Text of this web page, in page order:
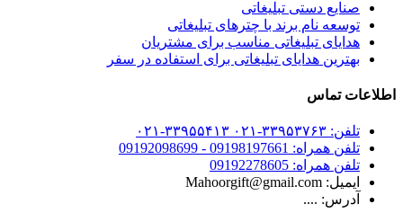
صنایع دستی تبلیغاتی
توسعه نام برند با چترهای تبلیغاتی
هدایای تبلیغاتی مناسب برای مشتریان
بهترین هدایای تبلیغاتی برای استفاده در سفر
اطلاعات تماس
تلفن: ۳۳۹۵۳۷۶۳-۰۲۱ ۳۳۹۵۵۴۱۳-۰۲۱
تلفن همراه: 09198197661 - 09192098699
تلفن همراه: 09192278605
ایمیل: Mahoorgift@gmail.com
آدرس: ....